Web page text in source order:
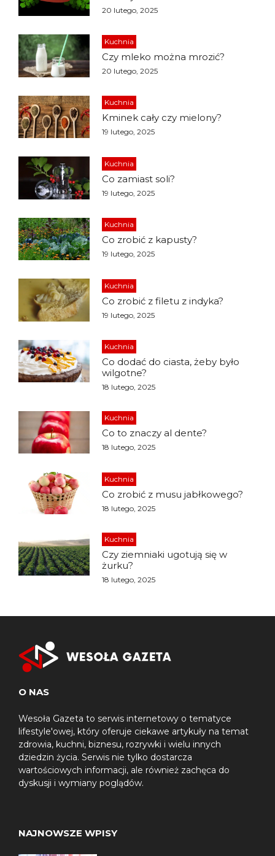
20 lutego, 2025
Kuchnia
Czy mleko można mrozić?
20 lutego, 2025
Kuchnia
Kminek cały czy mielony?
19 lutego, 2025
Kuchnia
Co zamiast soli?
19 lutego, 2025
Kuchnia
Co zrobić z kapusty?
19 lutego, 2025
Kuchnia
Co zrobić z filetu z indyka?
19 lutego, 2025
Kuchnia
Co dodać do ciasta, żeby było
wilgotne?
18 lutego, 2025
Kuchnia
Co to znaczy al dente?
18 lutego, 2025
Kuchnia
Co zrobić z musu jabłkowego?
18 lutego, 2025
Kuchnia
Czy ziemniaki ugotują się w
żurku?
18 lutego, 2025
O NAS
Wesoła Gazeta to serwis internetowy o tematyce
lifestyle'owej, który oferuje ciekawe artykuły na temat
zdrowia, kuchni, biznesu, rozrywki i wielu innych
dziedzin życia. Serwis nie tylko dostarcza
wartościowych informacji, ale również zachęca do
dyskusji i wymiany poglądów.
NAJNOWSZE WPISY